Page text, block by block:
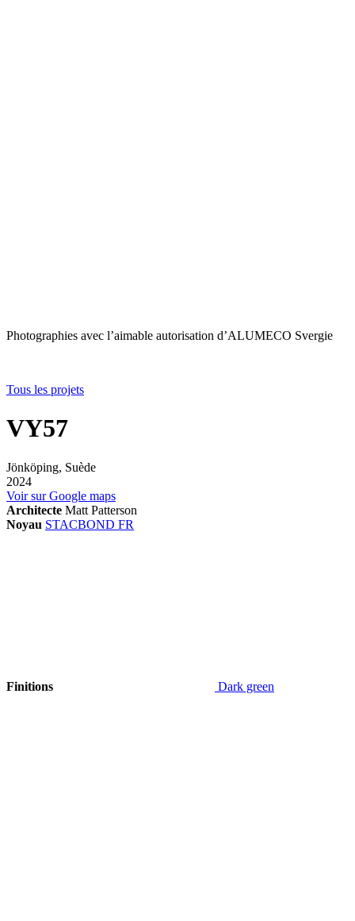
Photographies avec l’aimable autorisation d’ALUMECO Svergie
Tous les projets
VY57
Jönköping, Suède
2024
Voir sur Google maps
Architecte Matt Patterson
Noyau STACBOND FR
Finitions Dark green